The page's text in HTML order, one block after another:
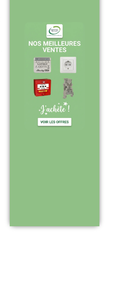
Expédition sous
24-48h :
livraison rapide
après validation
de commande